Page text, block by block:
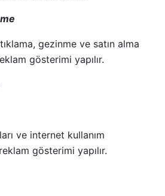
gezinme ve satın alma
gösterimi yapılır.
ve internet kullanım
gösterimi yapılır.